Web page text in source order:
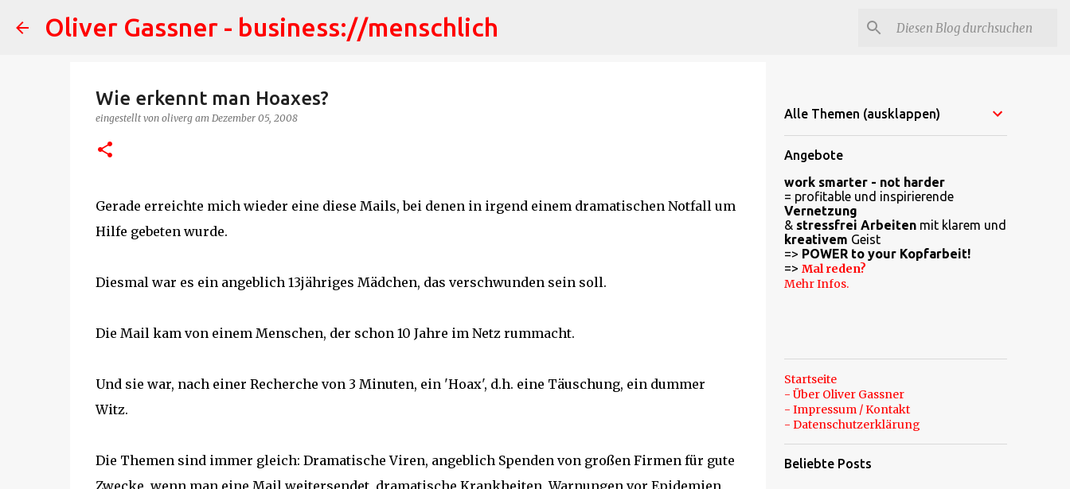
Direkt zum Hauptbereich
Oliver Gassner - business://menschlich
Wie erkennt man Hoaxes?
eingestellt von oliverg am Dezember 05, 2008
Gerade erreichte mich wieder eine diese Mails, bei denen in irgend einem dramatischen Notfall um
Hilfe gebeten wurde.
Diesmal war es ein angeblich 13jähriges Mädchen, das verschwunden sein soll.
Die Mail kam von einem Menschen, der schon 10 Jahre im Netz rummacht.
Und sie war, nach einer Recherche von 3 Minuten, ein 'Hoax', d.h. eine Täuschung, ein dummer
Witz.
Die Themen sind immer gleich: Dramatische Viren, angeblich Spenden von großen Firmen für gute
Zwecke, wenn man eine Mail weitersendet, dramatische Krankheiten, Warnungen vor Epidemien,
Alle Themen (ausklappen)
Angebote
work smarter - not harder
= profitable und inspirierende
Vernetzung
& stressfrei Arbeitenmit klarem und
kreativem Geist
=> POWER to your Kopfarbeit!
=> Mal reden?
Mehr Infos.
Startseite
- Über Oliver Gassner
- Impressum / Kontakt
- Datenschutzerklärung
Beliebte Posts